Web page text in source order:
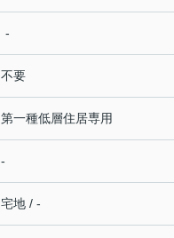
-
不要
第一種低層住居専用
-
宅地 / -